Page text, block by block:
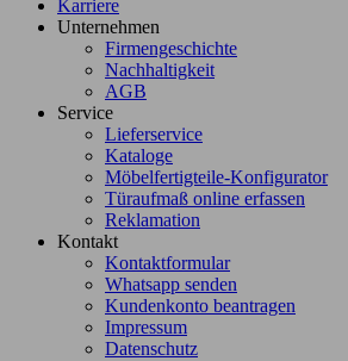
Karriere
Unternehmen
Firmengeschichte
Nachhaltigkeit
AGB
Service
Lieferservice
Kataloge
Möbelfertigteile-Konfigurator
Türaufmaß online erfassen
Reklamation
Kontakt
Kontaktformular
Whatsapp senden
Kundenkonto beantragen
Impressum
Datenschutz